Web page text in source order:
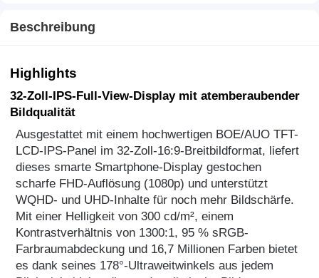
Beschreibung
Highlights
32-Zoll-IPS-Full-View-Display mit atemberaubender
Bildqualität
Ausgestattet mit einem hochwertigen BOE/AUO TFT-
LCD-IPS-Panel im 32-Zoll-16:9-Breitbildformat, liefert
dieses smarte Smartphone-Display gestochen
scharfe FHD-Auflösung (1080p) und unterstützt
WQHD- und UHD-Inhalte für noch mehr Bildschärfe.
Mit einer Helligkeit von 300 cd/m², einem
Kontrastverhältnis von 1300:1, 95 % sRGB-
Farbraumabdeckung und 16,7 Millionen Farben bietet
es dank seines 178°-Ultraweitwinkels aus jedem